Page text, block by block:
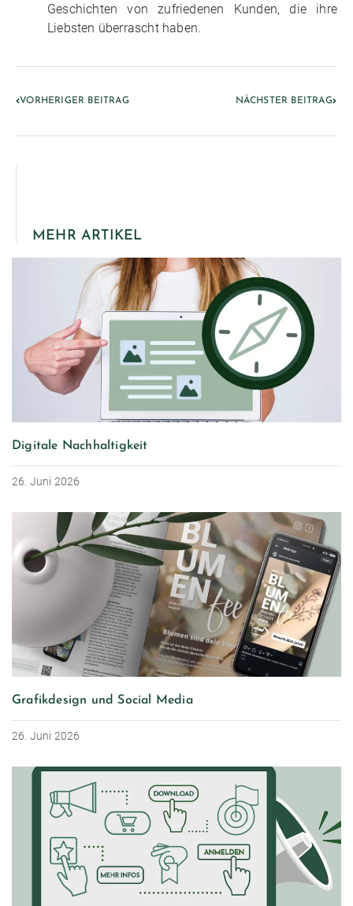
Geschichten von zufriedenen Kunden, die ihre
Liebsten überrascht haben.
VORHERIGER BEITRAG NÄCHSTER BEITRAG
MEHR ARTIKEL
Digitale Nachhaltigkeit
26. Juni 2026
Grafikdesign und Social Media
26. Juni 2026